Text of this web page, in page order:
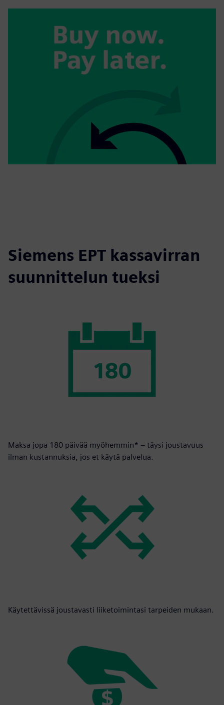
Siemens EPT kassavirran
suunnittelun tueksi
Maksa jopa 180 päivää myöhemmin* – täysi joustavuus
ilman kustannuksia, jos et käytä palvelua.
Käytettävissä joustavasti liiketoimintasi tarpeiden mukaan.